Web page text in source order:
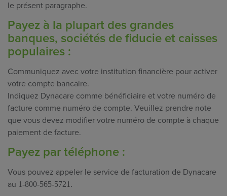
le présent paragraphe.
Payez à la plupart des grandes
banques, sociétés de fiducie et caisses
populaires :
Communiquez avec votre institution financière pour activer
votre compte bancaire.
Indiquez Dynacare comme bénéficiaire et votre numéro de
facture comme numéro de compte. Veuillez prendre note
que vous devez modifier votre numéro de compte à chaque
paiement de facture.
Payez par téléphone :
Vous pouvez appeler le service de facturation de Dynacare
au 1-800-565-5721.